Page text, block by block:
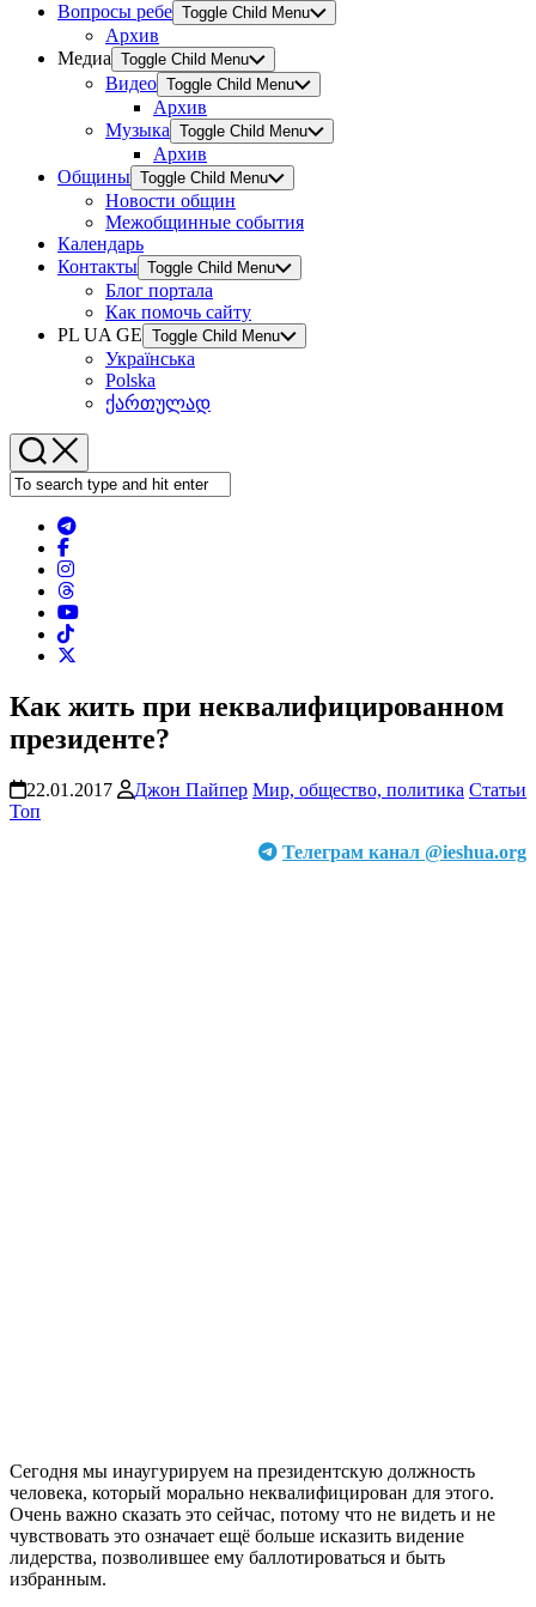
Вопросы ребе Toggle Child Menu
Архив
Медиа Toggle Child Menu
Видео Toggle Child Menu
Архив
Музыка Toggle Child Menu
Архив
Общины Toggle Child Menu
Новости общин
Межобщинные события
Календарь
Контакты Toggle Child Menu
Блог портала
Как помочь сайту
PL UA GE Toggle Child Menu
Українська
Polska
ქართულად
Как жить при неквалифицированном
президенте?
22.01.2017 Джон Пайпер Мир, общество, политика Статьи
Топ
Телеграм канал @ieshua.org
Сегодня мы инаугурируем на президентскую должность
человека, который морально неквалифицирован для этого.
Очень важно сказать это сейчас, потому что не видеть и не
чувствовать это означает ещё больше исказить видение
лидерства, позволившее ему баллотироваться и быть
избранным.